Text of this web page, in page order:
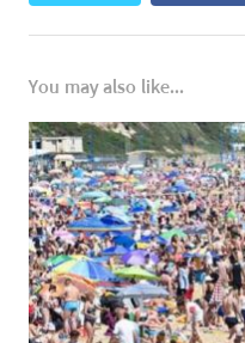
You may also like...